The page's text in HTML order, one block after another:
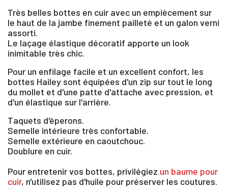
Très belles bottes en cuir avec un empiècement sur
le haut de la jambe finement pailleté et un galon verni
assorti.
Le laçage élastique décoratif apporte un look
inimitable très chic.
Pour un enfilage facile et un excellent confort, les
bottes Hailey sont équipées d'un zip sur tout le long
du mollet et d'une patte d'attache avec pression, et
d'un élastique sur l'arrière.
Taquets d'éperons.
Semelle intérieure très confortable.
Semelle extérieure en caoutchouc.
Doublure en cuir.
Pour entretenir vos bottes, privilégiez un baume pour
cuir, n'utilisez pas d'huile pour préserver les coutures.